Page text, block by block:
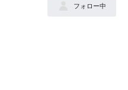
フォロー中